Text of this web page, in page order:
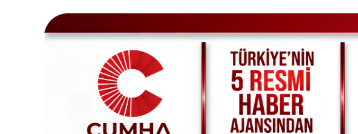
Yerel Yönetimler
Sivil Toplum Kuruluşları